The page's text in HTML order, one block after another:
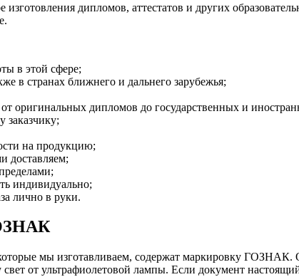
дипломов, аттестатов и других
в этой сфере;
в странах ближнего и дальнего зарубежья;
оригинальных дипломов до государственных и
заказчику;
на продукцию;
доставляем;
индивидуально;
лично в руки.
мы изготавливаем, содержат маркировку
от ультрафиолетовой лампы. Если документ